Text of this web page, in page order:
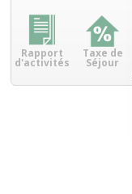
Rapport
d'activités
Taxe de
Séjour